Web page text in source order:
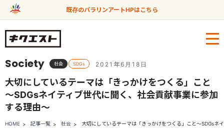
既存のパラリンアートHPはこちら
Society 社会 SDGs 2021年6月18日
大切にしているテーマは「きっかけをつくる」こと
～SDGsネイティブ世代に聞く、社会貢献事業に参加
する理由～
HOME 記事一覧 社会 大切にしているテーマは「きっかけをつくる」こと～SDGsネ